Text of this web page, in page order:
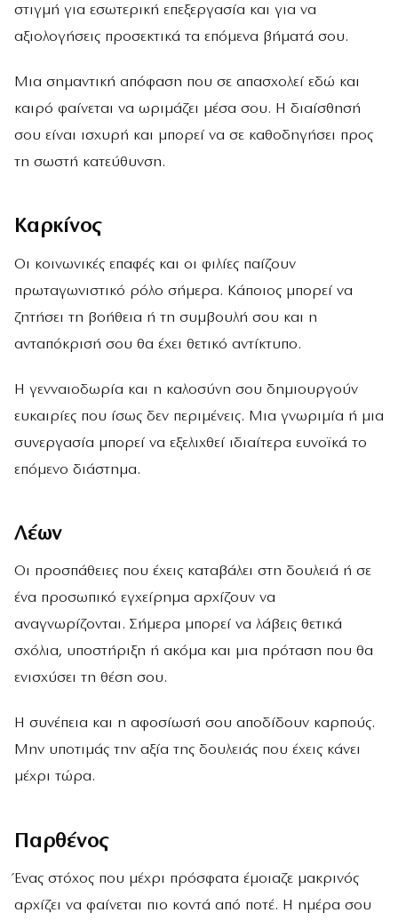
στιγμή για εσωτερική επεξεργασία και για να
αξιολογήσεις προσεκτικά τα επόμενα βήματά σου.
Μια σημαντική απόφαση που σε απασχολεί εδώ και
καιρό φαίνεται να ωριμάζει μέσα σου. Η διαίσθησή
σου είναι ισχυρή και μπορεί να σε καθοδηγήσει προς
τη σωστή κατεύθυνση.
Καρκίνος
Οι κοινωνικές επαφές και οι φιλίες παίζουν
πρωταγωνιστικό ρόλο σήμερα. Κάποιος μπορεί να
ζητήσει τη βοήθεια ή τη συμβουλή σου και η
ανταπόκρισή σου θα έχει θετικό αντίκτυπο.
Η γενναιοδωρία και η καλοσύνη σου δημιουργούν
ευκαιρίες που ίσως δεν περιμένεις. Μια γνωριμία ή μια
συνεργασία μπορεί να εξελιχθεί ιδιαίτερα ευνοϊκά το
επόμενο διάστημα.
Λέων
Οι προσπάθειες που έχεις καταβάλει στη δουλειά ή σε
ένα προσωπικό εγχείρημα αρχίζουν να
αναγνωρίζονται. Σήμερα μπορεί να λάβεις θετικά
σχόλια, υποστήριξη ή ακόμα και μια πρόταση που θα
ενισχύσει τη θέση σου.
Η συνέπεια και η αφοσίωσή σου αποδίδουν καρπούς.
Μην υποτιμάς την αξία της δουλειάς που έχεις κάνει
μέχρι τώρα.
Παρθένος
Ένας στόχος που μέχρι πρόσφατα έμοιαζε μακρινός
αρχίζει να φαίνεται πιο κοντά από ποτέ. Η ημέρα σου